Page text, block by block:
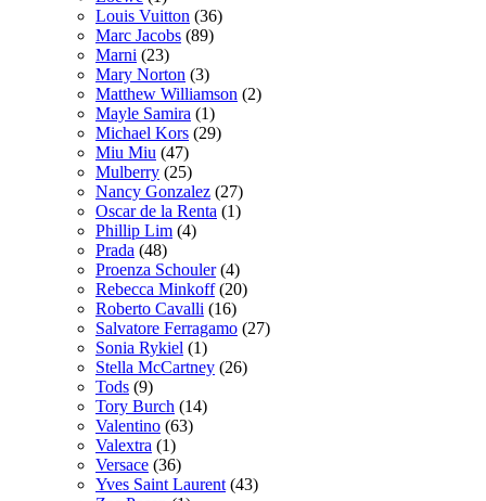
Louis Vuitton (36)
Marc Jacobs (89)
Marni (23)
Mary Norton (3)
Matthew Williamson (2)
Mayle Samira (1)
Michael Kors (29)
Miu Miu (47)
Mulberry (25)
Nancy Gonzalez (27)
Oscar de la Renta (1)
Phillip Lim (4)
Prada (48)
Proenza Schouler(4)
Rebecca Minkoff(20)
Roberto Cavalli (16)
Salvatore Ferragamo (27)
Sonia Rykiel (1)
Stella McCartney (26)
Tods (9)
Tory Burch (14)
Valentino (63)
Valextra (1)
Versace (36)
Yves Saint Laurent (43)